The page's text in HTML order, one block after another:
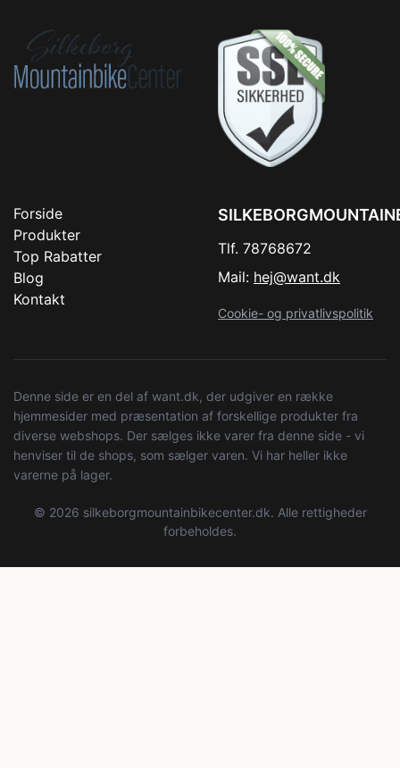
Forside
Produkter
Top Rabatter
Blog
Kontakt
Tlf. 78768672
Mail: hej@want.dk
Cookie- og privatlivspolitik
Denne side er en del af want.dk, der udgiver en række
hjemmesider med præsentation af forskellige produkter fra
diverse webshops. Der sælges ikke varer fra denne side - vi
henviser til de shops, som sælger varen. Vi har heller ikke
varerne på lager.
© 2026 silkeborgmountainbikecenter.dk. Alle rettigheder
forbeholdes.